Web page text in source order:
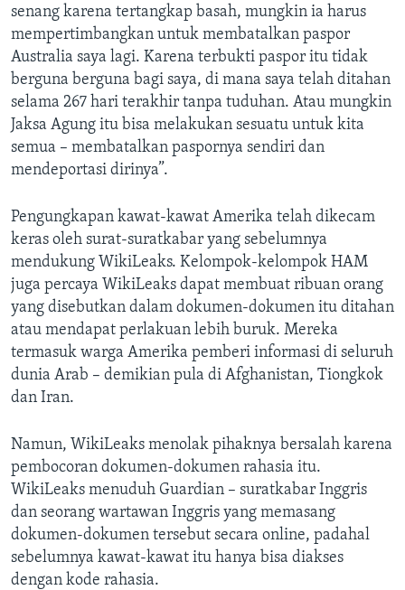
senang karena tertangkap basah, mungkin ia harus
mempertimbangkan untuk membatalkan paspor
Australia saya lagi. Karena terbukti paspor itu tidak
berguna berguna bagi saya, di mana saya telah ditahan
selama 267 hari terakhir tanpa tuduhan. Atau mungkin
Jaksa Agung itu bisa melakukan sesuatu untuk kita
semua – membatalkan paspornya sendiri dan
mendeportasi dirinya”.
Pengungkapan kawat-kawat Amerika telah dikecam
keras oleh surat-suratkabar yang sebelumnya
mendukung WikiLeaks. Kelompok-kelompok HAM
juga percaya WikiLeaks dapat membuat ribuan orang
yang disebutkan dalam dokumen-dokumen itu ditahan
atau mendapat perlakuan lebih buruk. Mereka
termasuk warga Amerika pemberi informasi di seluruh
dunia Arab – demikian pula di Afghanistan, Tiongkok
dan Iran.
Namun, WikiLeaks menolak pihaknya bersalah karena
pembocoran dokumen-dokumen rahasia itu.
WikiLeaks menuduh Guardian – suratkabar Inggris
dan seorang wartawan Inggris yang memasang
dokumen-dokumen tersebut secara online, padahal
sebelumnya kawat-kawat itu hanya bisa diakses
dengan kode rahasia.